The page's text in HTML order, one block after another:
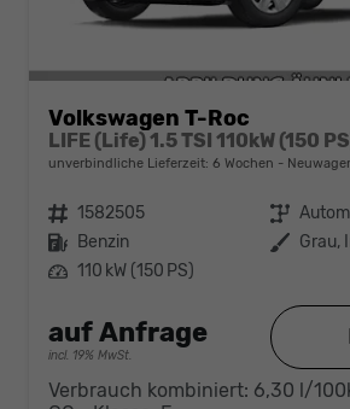
Volkswagen T-Roc
LIFE (Life) 1.5 TSI 110kW (150
unverbindliche Lieferzeit: 6 Wochen
Fahrzeugnr. 1582505 Getriebe
Kraftstoff Benzin Außenfarbe
Leistung 110 kW (150 PS)
auf Anfrage
incl. 19% MwSt.
Verbrauch kombiniert: 6,30 l/